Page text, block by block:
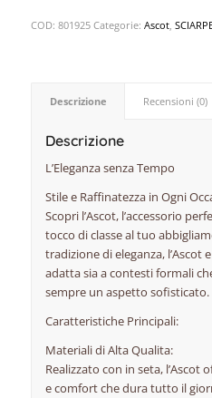
COD: 801925 Categorie: Ascot,
Descrizione Recensioni (0)
Descrizione
L’Eleganza senza Tempo
Stile e Raffinatezza in Ogni
Scopri l’Ascot, l’accessorio
tocco di classe al tuo
tradizione di eleganza, l’Ascot
adatta sia a contesti formali
sempre un aspetto sofisticato.
Caratteristiche Principali:
Materiali di Alta Qualita:
Realizzato con in seta, l’Ascot
e comfort che dura tutto il